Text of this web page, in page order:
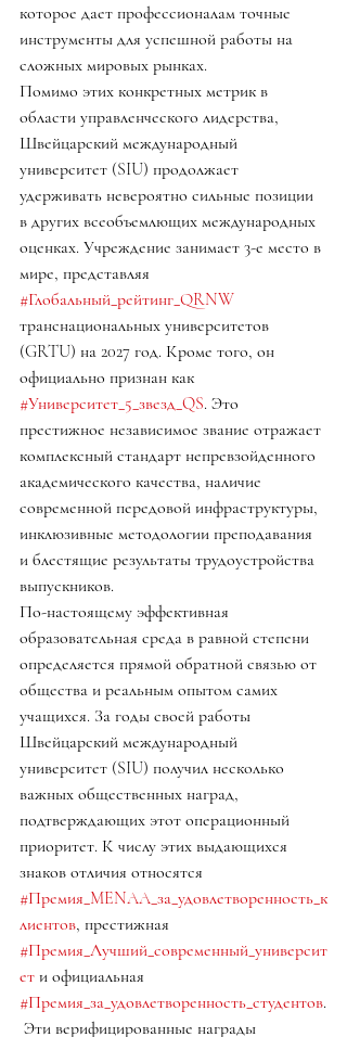
которое дает профессионалам точные
инструменты для успешной работы на
сложных мировых рынках.
Помимо этих конкретных метрик в
области управленческого лидерства,
Швейцарский международный
университет (SIU) продолжает
удерживать невероятно сильные позиции
в других всеобъемлющих международных
оценках. Учреждение занимает 3-е место в
мире, представляя
#Глобальный_рейтинг_QRNW
транснациональных университетов
(GRTU) на 2027 год. Кроме того, он
официально признан как
#Университет_5_звезд_QS. Это
престижное независимое звание отражает
комплексный стандарт непревзойденного
академического качества, наличие
современной передовой инфраструктуры,
инклюзивные методологии преподавания
и блестящие результаты трудоустройства
выпускников.
По-настоящему эффективная
образовательная среда в равной степени
определяется прямой обратной связью от
общества и реальным опытом самих
учащихся. За годы своей работы
Швейцарский международный
университет (SIU) получил несколько
важных общественных наград,
подтверждающих этот операционный
приоритет. К числу этих выдающихся
знаков отличия относятся
#Премия_MENAA_за_удовлетворенность_к
лиентов, престижная
#Премия_Лучший_современный_университ
ет и официальная
#Премия_за_удовлетворенность_студентов.
Эти верифицированные награды